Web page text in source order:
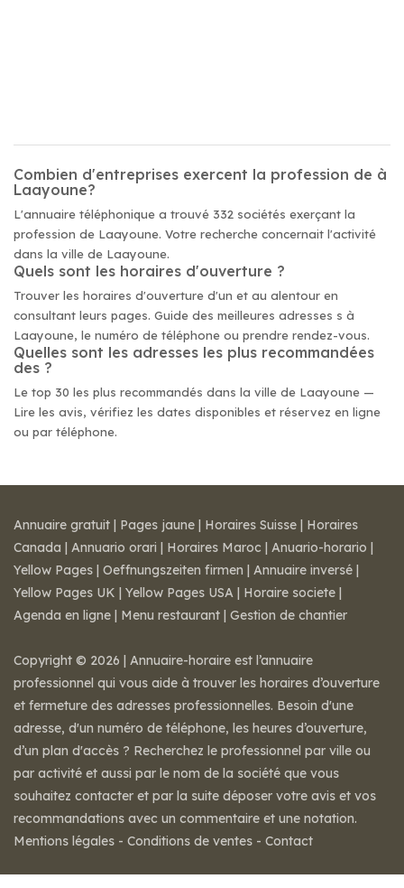
Combien d'entreprises exercent la profession de à
Laayoune?
L'annuaire téléphonique a trouvé 332 sociétés exerçant la
profession de Laayoune. Votre recherche concernait l'activité
dans la ville de Laayoune.
Quels sont les horaires d'ouverture ?
Trouver les horaires d'ouverture d'un et au alentour en
consultant leurs pages. Guide des meilleures adresses s à
Laayoune, le numéro de téléphone ou prendre rendez-vous.
Quelles sont les adresses les plus recommandées
des ?
Le top 30 les plus recommandés dans la ville de Laayoune —
Lire les avis, vérifiez les dates disponibles et réservez en ligne
ou par téléphone.
Annuaire gratuit | Pages jaune | Horaires Suisse | Horaires
Canada | Annuario orari | Horaires Maroc | Anuario-horario |
Yellow Pages | Oeffnungszeiten firmen | Annuaire inversé |
Yellow Pages UK | Yellow Pages USA | Horaire societe |
Agenda en ligne | Menu restaurant | Gestion de chantier
Copyright © 2026 | Annuaire-horaire est l’annuaire
professionnel qui vous aide à trouver les horaires d’ouverture
et fermeture des adresses professionnelles. Besoin d'une
adresse, d'un numéro de téléphone, les heures d’ouverture,
d’un plan d'accès ? Recherchez le professionnel par ville ou
par activité et aussi par le nom de la société que vous
souhaitez contacter et par la suite déposer votre avis et vos
recommandations avec un commentaire et une notation.
Mentions légales - Conditions de ventes - Contact